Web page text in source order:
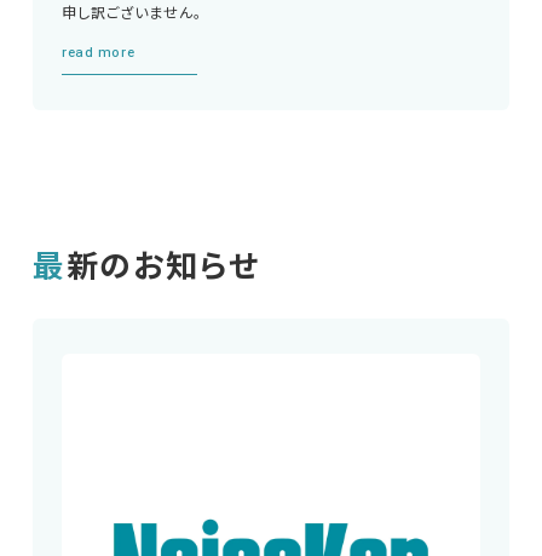
申し訳ございません。
read more
最新のお知らせ